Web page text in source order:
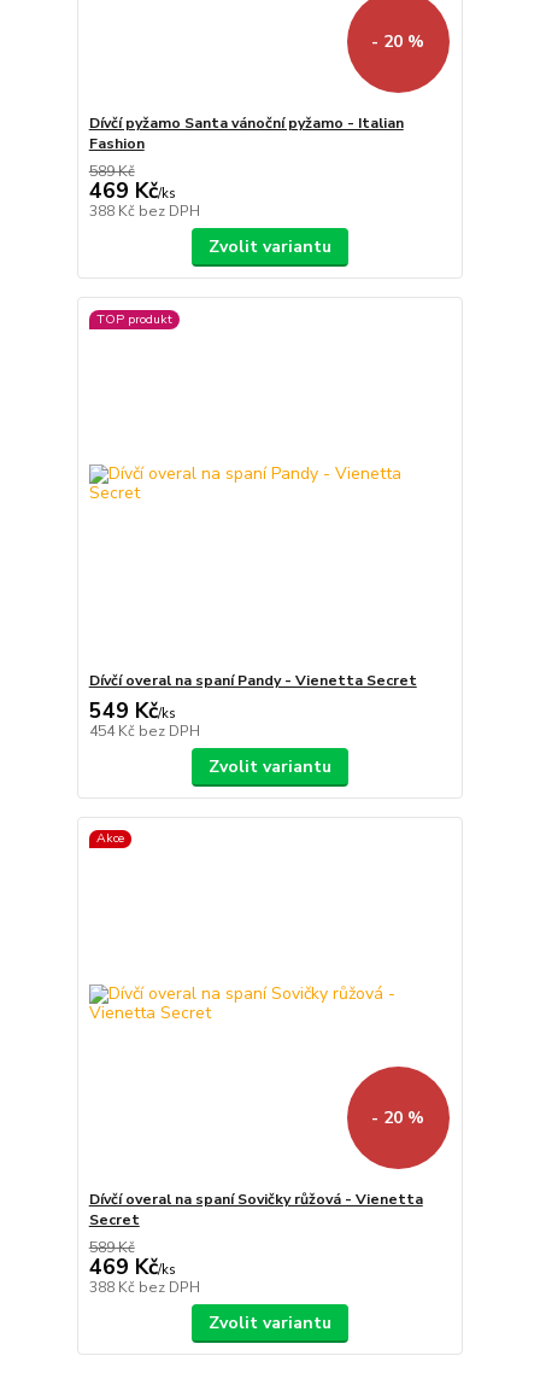
- 20 %
Dívčí pyžamo Santa vánoční pyžamo - Italian
Fashion
589 Kč
469 Kč/ks
388 Kč bez DPH
Zvolit variantu
TOP produkt
Dívčí overal na spaní Pandy - Vienetta Secret
549 Kč/ks
454 Kč bez DPH
Zvolit variantu
Akce
- 20 %
Dívčí overal na spaní Sovičky růžová - Vienetta
Secret
589 Kč
469 Kč/ks
388 Kč bez DPH
Zvolit variantu